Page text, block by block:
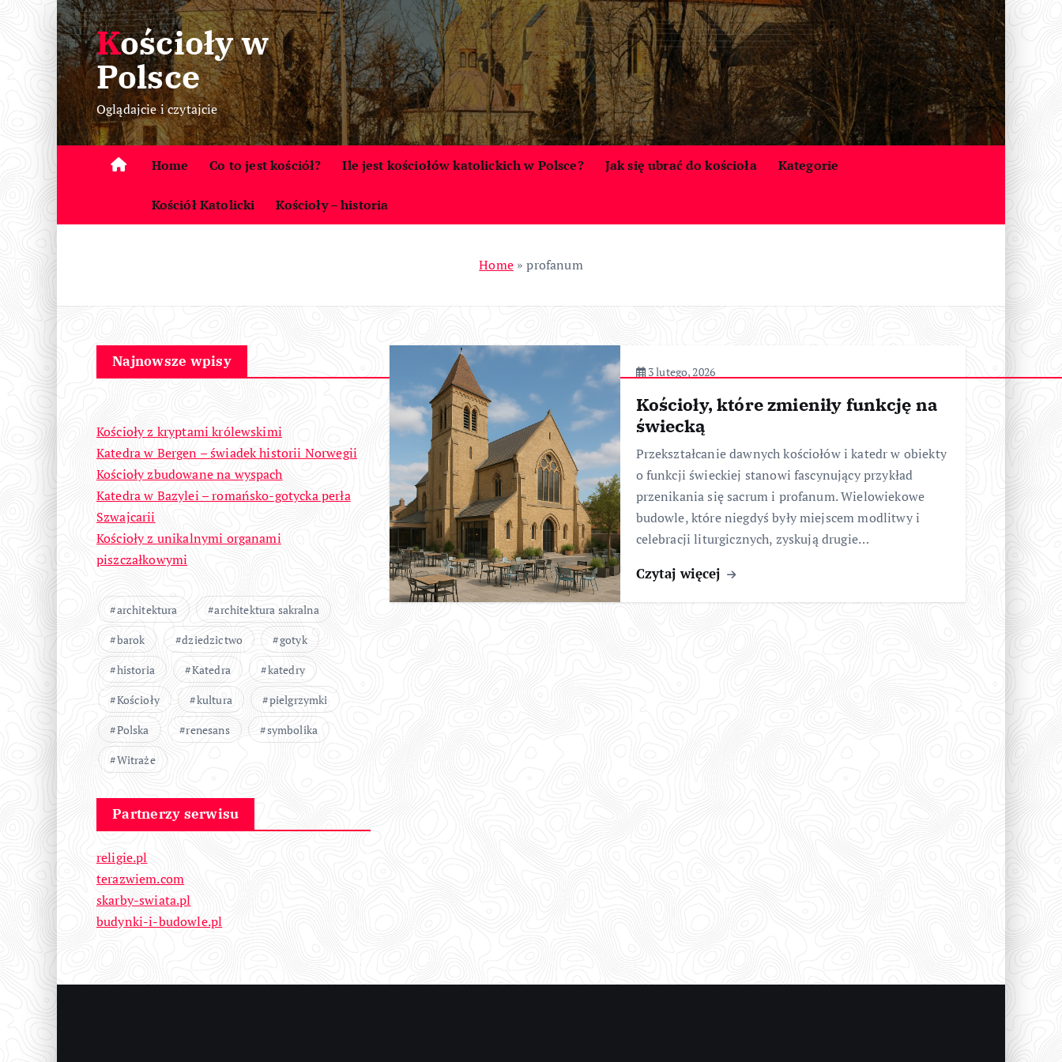
S
k
i
p
t
c
e
Kościoły w
Polsce
Oglądajcie i czytajcie
Home Co to jest kościół? Ile jest kościołów katolickich w Polsce? Jak się ubrać do kościoła Kategorie
Kościół Katolicki Kościoły – historia
Home»profanum
Najnowsze wpisy
Kościoły z kryptami królewskimi
Katedra w Bergen – świadek historii Norwegii
Kościoły zbudowane na wyspach
Katedra w Bazylei – romańsko-gotycka perła
Szwajcarii
Kościoły z unikalnymi organami
piszczałkowymi
architektura
architektura sakralna
barok
dziedzictwo
gotyk
historia
Katedra
katedry
Kościoły
kultura
pielgrzymki
Polska
renesans
symbolika
Witraże
Partnerzy serwisu
religie.pl
terazwiem.com
skarby-swiata.pl
budynki-i-budowle.pl
3 lutego, 2026
Kościoły, które zmieniły funkcję na
świecką
Przekształcanie dawnych kościołów i katedr w obiekty
o funkcji świeckiej stanowi fascynujący przykład
przenikania się sacrum i profanum. Wielowiekowe
budowle, które niegdyś były miejscem modlitwy i
celebracji liturgicznych, zyskują drugie…
Czytaj więcej